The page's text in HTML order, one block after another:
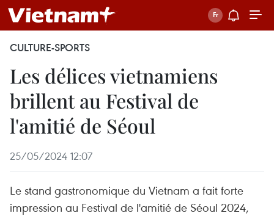
CULTURE-SPORTS
Les délices vietnamiens
brillent au Festival de
l'amitié de Séoul
25/05/2024 12:07
Le stand gastronomique du Vietnam a fait forte
impression au Festival de l'amitié de Séoul 2024,